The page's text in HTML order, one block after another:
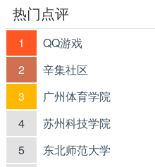
热门点评
1 QQ游戏
2 辛集社区
3 广州体育学院
4 苏州科技学院
5 东北师范大学